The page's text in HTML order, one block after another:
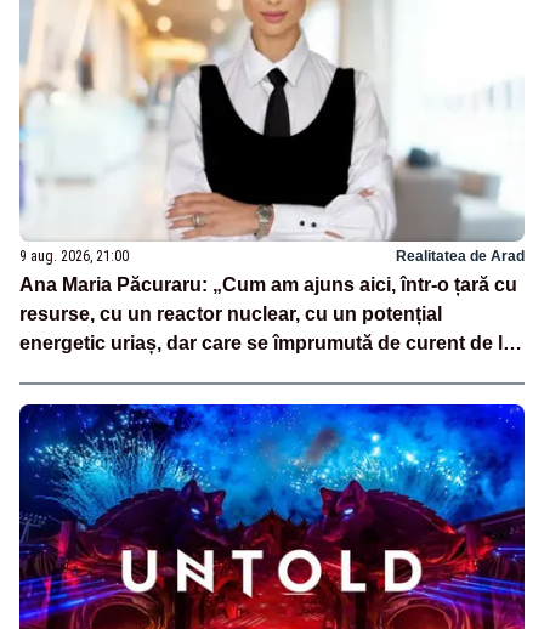
9 aug. 2026, 21:00 Realitatea de Arad
Ana Maria Păcuraru: „Cum am ajuns aici, într-o țară cu
resurse, cu un reactor nuclear, cu un potențial
energetic uriaș, dar care se împrumută de curent de la